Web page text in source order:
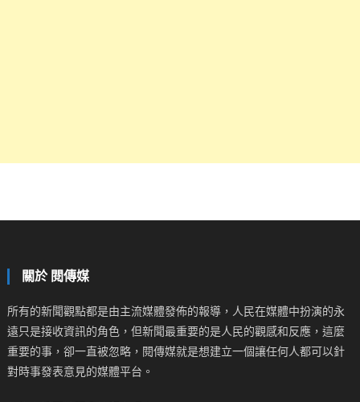
關於 閱傳媒
所有的新聞觀點都是由主流媒體發佈的報導，人民在媒體中扮演的永
遠只是接收資訊的角色，但新聞最重要的是人民的觀感和反應，這麼
重要的事，卻一直被忽略，閱傳媒就是想建立一個讓任何人都可以針
對時事發表意見的媒體平台。